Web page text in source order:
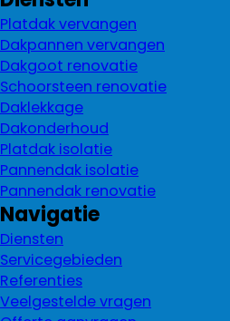
Platdak vervangen
Dakpannen vervangen
Dakgoot renovatie
Schoorsteen renovatie
Daklekkage
Dakonderhoud
Platdak isolatie
Pannendak isolatie
Pannendak renovatie
Navigatie
Diensten
Servicegebieden
Referenties
Veelgestelde vragen